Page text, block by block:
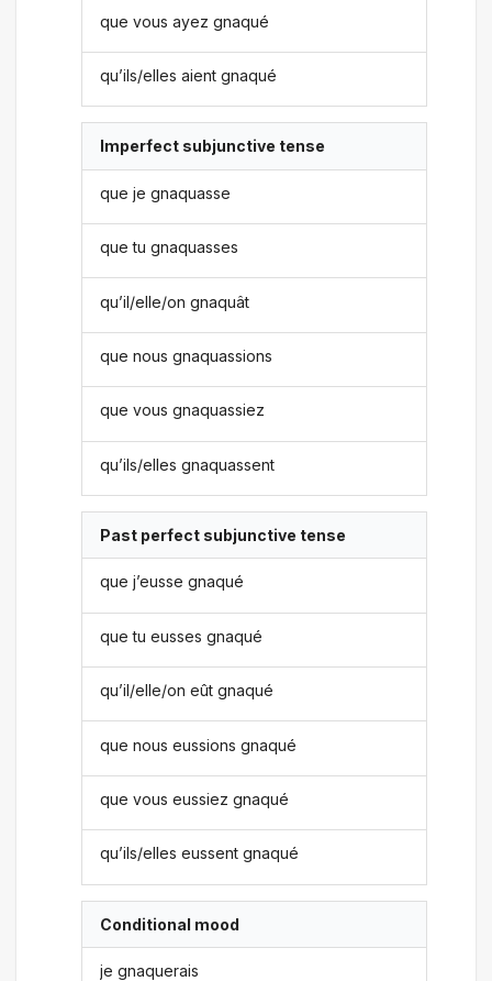
que vous ayez gnaqué
qu’ils/elles aient gnaqué
Imperfect subjunctive tense
que je gnaquasse
que tu gnaquasses
qu’il/elle/on gnaquât
que nous gnaquassions
que vous gnaquassiez
qu’ils/elles gnaquassent
Past perfect subjunctive tense
que j’eusse gnaqué
que tu eusses gnaqué
qu’il/elle/on eût gnaqué
que nous eussions gnaqué
que vous eussiez gnaqué
qu’ils/elles eussent gnaqué
Conditional mood
je gnaquerais